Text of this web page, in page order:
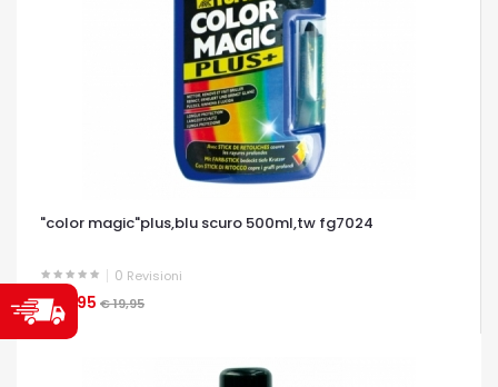
"color magic"plus,blu scuro 500ml,tw fg7024
0 Revisioni
€ 17,95 € 19,95
OCCHIATA VELOCE